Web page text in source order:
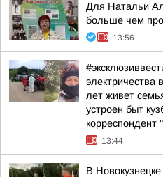
Для Натальи
больше чем
13:56
электричества
лет живет
устроен быт
корреспондент
13:44
В